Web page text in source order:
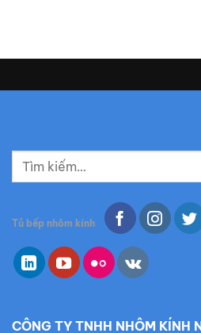
ì
k
ế
m
Tủ bếp nhôm kính
CÔNG TY TNHH NHÔM KÍNH